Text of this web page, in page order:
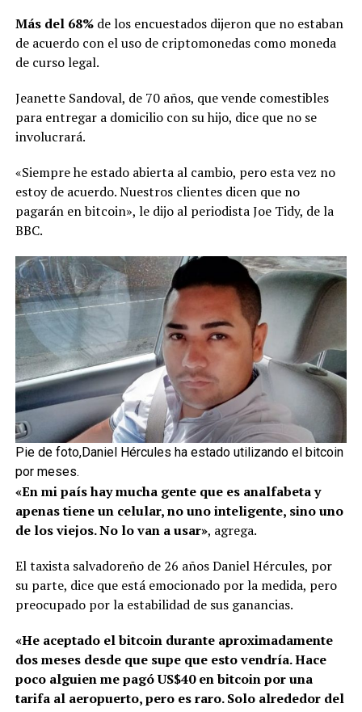
Más del 68% de los encuestados dijeron que no estaban
de acuerdo con el uso de criptomonedas como moneda
de curso legal.
Jeanette Sandoval, de 70 años, que vende comestibles
para entregar a domicilio con su hijo, dice que no se
involucrará.
«Siempre he estado abierta al cambio, pero esta vez no
estoy de acuerdo. Nuestros clientes dicen que no
pagarán en bitcoin», le dijo al periodista Joe Tidy, de la
BBC.
Pie de foto,Daniel Hércules ha estado utilizando el bitcoin
por meses.
«En mi país hay mucha gente que es analfabeta y
apenas tiene un celular, no uno inteligente, sino uno
de los viejos. No lo van a usar», agrega.
El taxista salvadoreño de 26 años Daniel Hércules, por
su parte, dice que está emocionado por la medida, pero
preocupado por la estabilidad de sus ganancias.
«He aceptado el bitcoin durante aproximadamente
dos meses desde que supe que esto vendría. Hace
poco alguien me pagó US$40 en bitcoin por una
tarifa al aeropuerto, pero es raro. Solo alrededor del